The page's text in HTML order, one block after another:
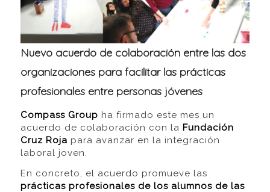
Nuevo acuerdo de colaboración entre las dos
organizaciones para facilitar las prácticas
profesionales entre personas jóvenes
Compass Group ha firmado este mes un
acuerdo de colaboración con la Fundación
Cruz Roja para avanzar en la integración
laboral joven.
En concreto, el acuerdo promueve las
prácticas profesionales de los alumnos de las